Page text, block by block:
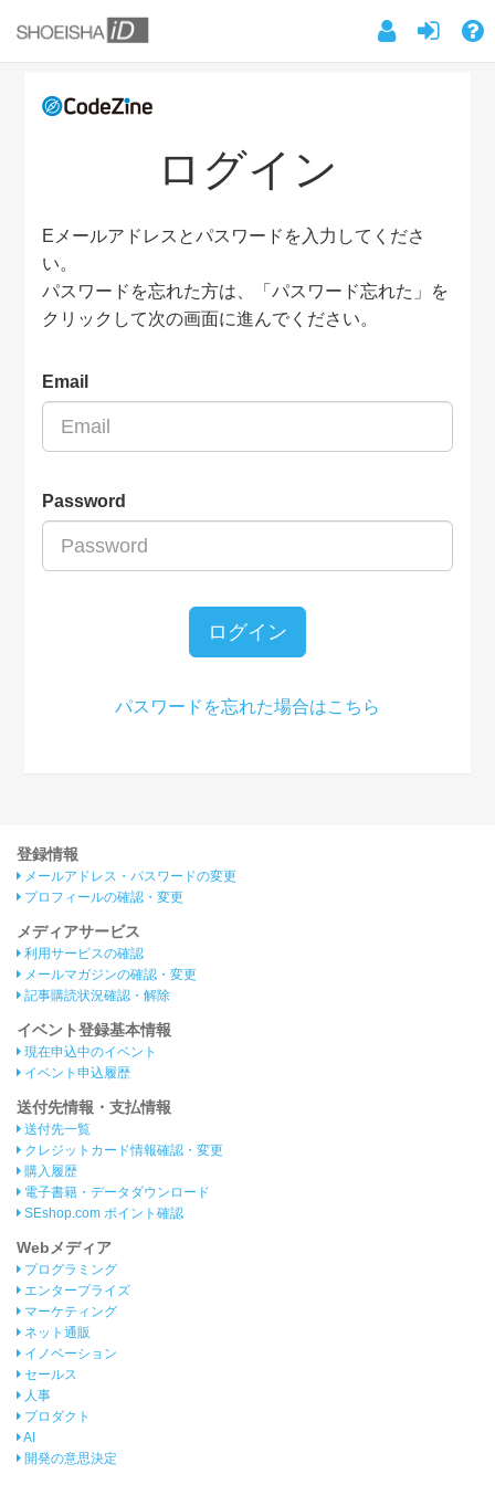
ログイン
Eメールアドレスとパスワードを入力してくださ
い。
パスワードを忘れた方は、「パスワード忘れた」を
クリックして次の画面に進んでください。
Email
Password
ログイン
パスワードを忘れた場合はこちら
登録情報
メールアドレス・パスワードの変更
プロフィールの確認・変更
メディアサービス
利用サービスの確認
メールマガジンの確認・変更
記事購読状況確認・解除
イベント登録基本情報
現在申込中のイベント
イベント申込履歴
送付先情報・支払情報
送付先一覧
クレジットカード情報確認・変更
購入履歴
電子書籍・データダウンロード
SEshop.com ポイント確認
Webメディア
プログラミング
エンタープライズ
マーケティング
ネット通販
イノベーション
セールス
人事
プロダクト
AI
開発の意思決定